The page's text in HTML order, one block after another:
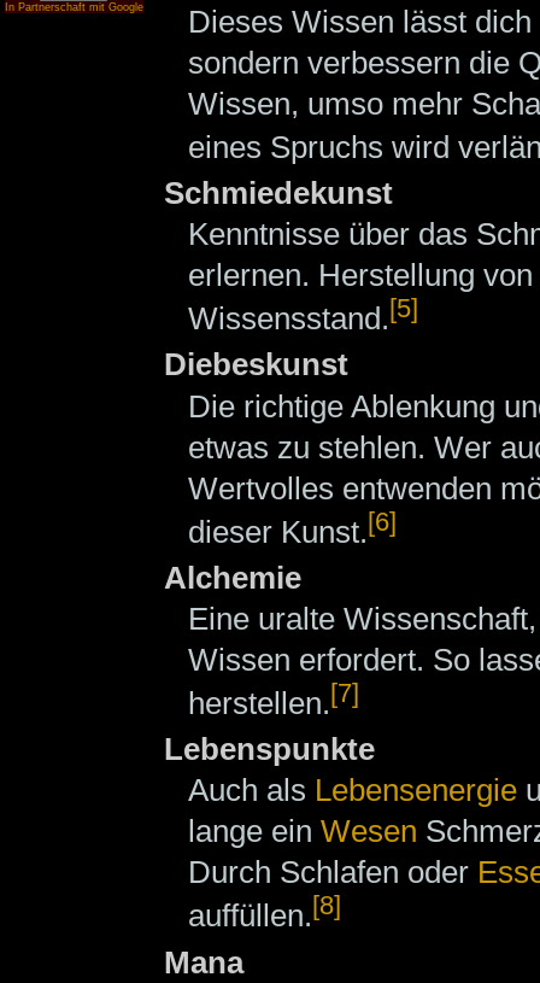
In Partnerschaft mit Google
Dieses Wissen lässt
sondern verbessern die
Wissen, umso mehr
eines Spruchs wird
Schmiedekunst
Kenntnisse über das
erlernen. Herstellung
Wissensstand. [5]
Diebeskunst
Die richtige Ablenkung
etwas zu stehlen. Wer
Wertvolles entwenden
dieser Kunst.[6]
Alchemie
Eine uralte
Wissen erfordert. So
herstellen.[7]
Lebenspunkte
Auch als Lebensenergie
lange ein Wesen
Durch Schlafen oder
auffüllen. [8]
Mana